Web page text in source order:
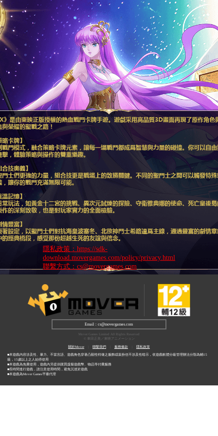
隱私政策： https://sdk-
download.movergames.com/policy/privacy.html
聯繫方式：cs@movergames.com
Email：cs@movergames.com
Mover Games Limited All Rights Reserved
© 車田正美／東映アニメーション
關於Mover 聯繫我們 服務條款 隱私政策
■本遊戲內容涉及性、暴力、不當言語、遊戲角色穿著凸顯性特徵之服飾或裝扮但不涉及性暗示，依遊戲軟體分級管理辦法分類為輔15
級，15歲以上之人始得使用
■本遊戲為免費使用，遊戲內另提供購買虛擬遊戲幣、物品等付費服務
■長時間進行遊戲，請注意使用時間，避免沉迷於遊戲
■本遊戲為Mover Games平臺代理